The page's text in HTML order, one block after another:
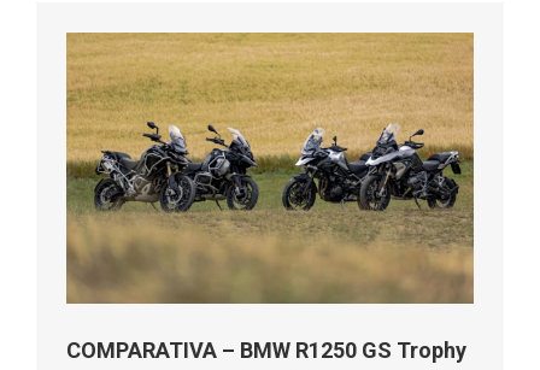
COMPARATIVA – BMW R1250 GS Trophy